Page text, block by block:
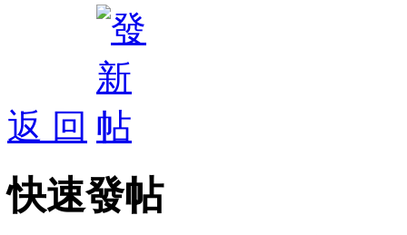
返 回
快速發帖